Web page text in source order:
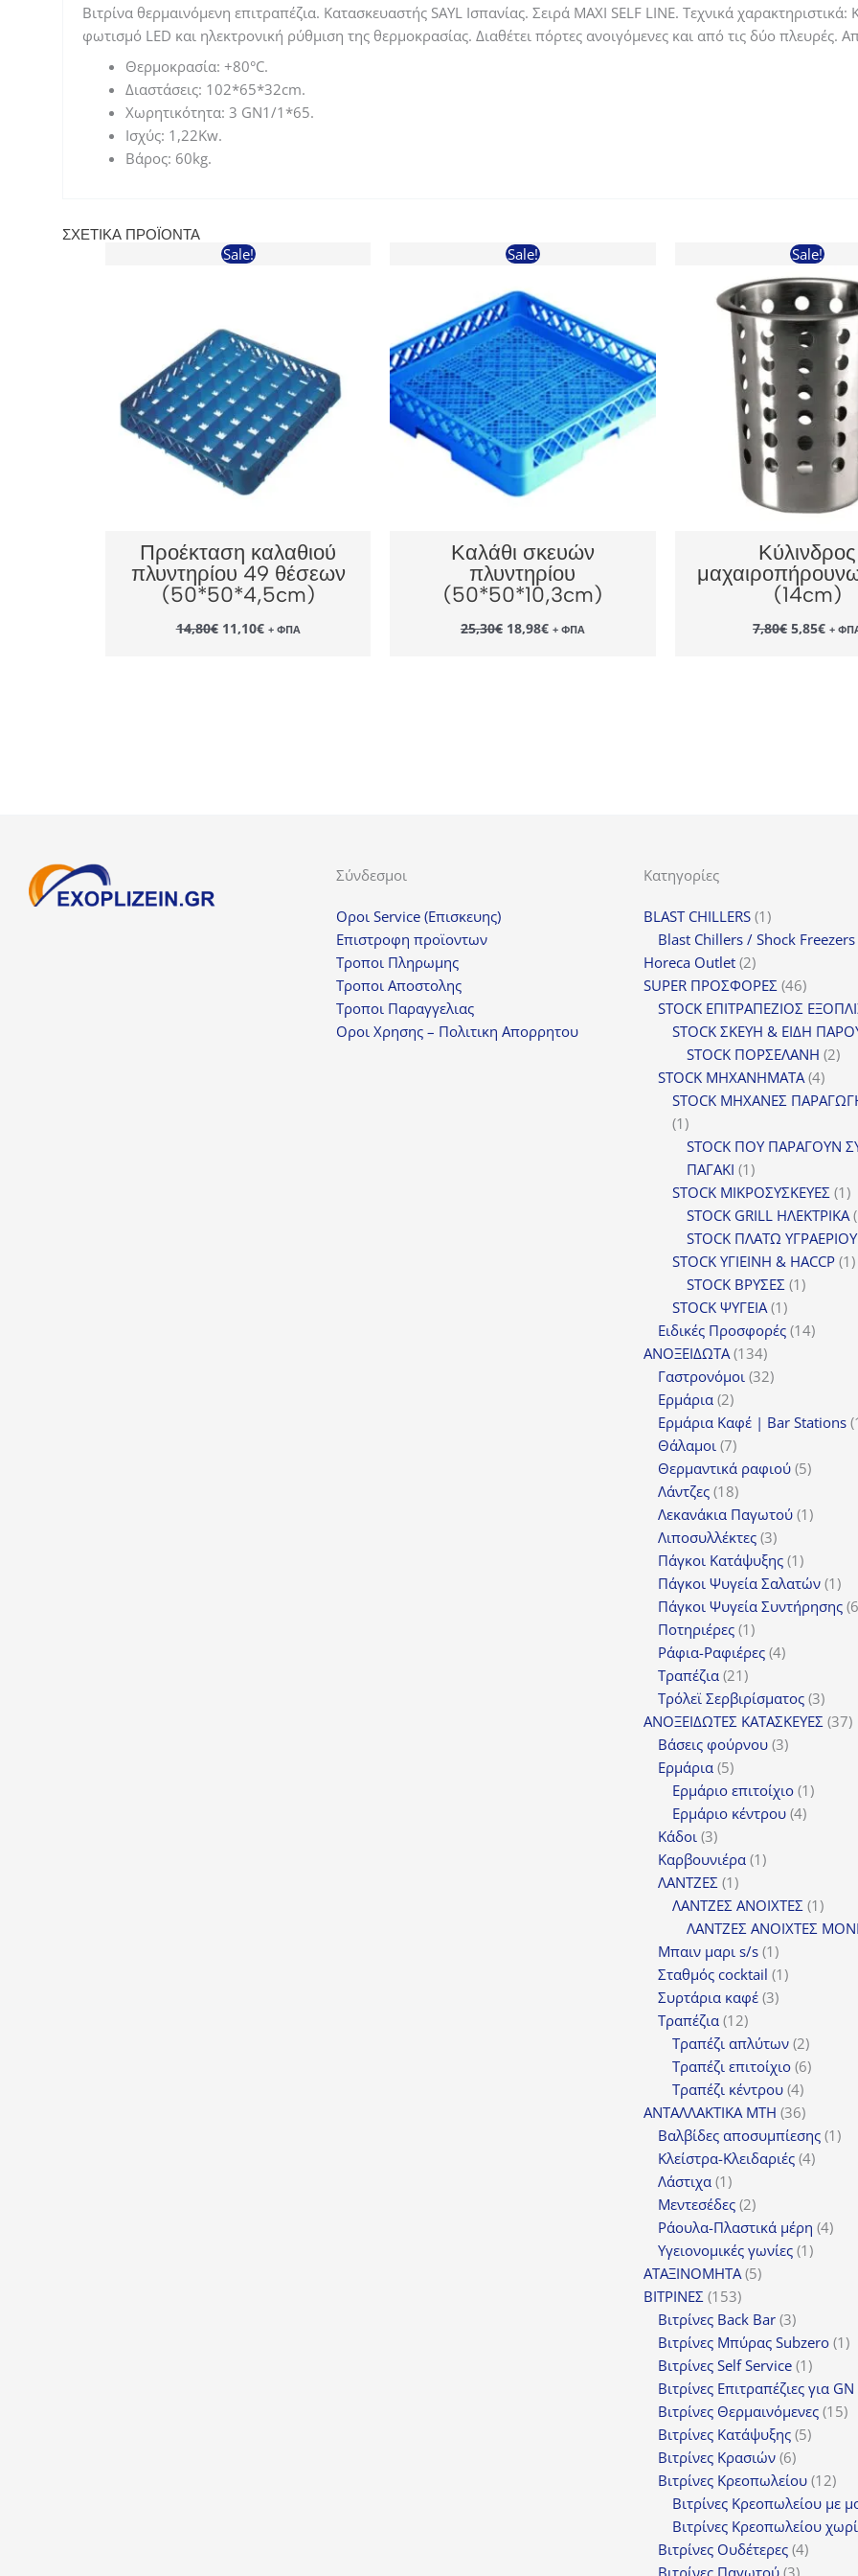
Βιτρίνα θερμαινόμενη επιτραπέζια. Κατασκευαστής SAYL Ισπανίας. Σειρά MAXI SELF LINE. Τεχνικά
φωτισμό LED και ηλεκτρονική ρύθμιση της θερμοκρασίας. Διαθέτει πόρτες ανοιγόμενες και από τις δύο
Θερμοκρασία: +80°C.
Διαστάσεις: 102*65*32cm.
Χωρητικότητα: 3 GN1/1*65.
Ισχύς: 1,22Kw.
Βάρος: 60kg.
ΣΧΕΤΙΚΆ ΠΡΟΪΌΝΤΑ
Sale!
Προέκταση καλαθιού
πλυντηρίου 49 θέσεων
(50*50*4,5cm)
14,80€ Original
price
11,10€Η
τρέχουσα
+ ΦΠΑ
Sale!
Καλάθι σκευών
πλυντηρίου
(50*50*10,3cm)
25,30€ Original
price
18,98€Η
τρέχουσα
+ ΦΠΑ
Sale!
Κύλινδρος
(14cm)
7,80€ Original
price
5,85€Η+
Σύνδεσμοι
Οροι Service (Επισκευης)
Επιστροφη προϊοντων
Τροποι Πληρωμης
Τροποι Αποστολης
Τροποι Παραγγελιας
Οροι Χρησης – Πολιτικη Απορρητου
Κατηγορίες
BLAST CHILLERS 11
προϊόν
Blast Chillers / Shock Freezers
Horeca Outlet 22
προϊόντα
SUPER ΠΡΟΣΦΟΡΕΣ 4646
STOCK ΕΠΙΤΡΑΠΕΖΙΟΣ
STOCK ΣΚΕΥΗ & ΕΙΔΗ
STOCK ΠΟΡΣΕΛΑΝΗ 22
STOCK ΜΗΧΑΝΗΜΑΤΑ 44
STOCK ΜΗΧΑΝΕΣ
11
προϊόν
STOCK ΠΟΥ ΠΑΡΑΓΟΥΝ
ΠΑΓΑΚΙ 11
προϊόν
STOCK ΜΙΚΡΟΣΥΣΚΕΥΕΣ 11
STOCK GRILL ΗΛΕΚΤΡΙΚΑ
STOCK ΠΛΑΤΩ ΥΓΡΑΕΡΙΟΥ
STOCK ΥΓΙΕΙΝΗ & HACCP 11
STOCK ΒΡΥΣΕΣ 11
STOCK ΨΥΓΕΙΑ 11
προϊόν
Ειδικές Προσφορές 1414
ΑΝΟΞΕΙΔΩΤΑ 134134
προϊόντα
Γαστρονόμοι 3232
Ερμάρια 22
προϊόντα
Ερμάρια Καφέ | Bar Stations
Θάλαμοι 77
προϊόντα
Θερμαντικά ραφιού 55
Λάντζες 1818
προϊόντα
Λεκανάκια Παγωτού 11
Λιποσυλλέκτες 33
προϊόντα
Πάγκοι Κατάψυξης 11
προϊόν
Πάγκοι Ψυγεία Σαλατών 11
Πάγκοι Ψυγεία Συντήρησης 6
Ποτηριέρες 11
προϊόν
Ράφια-Ραφιέρες 44
Τραπέζια 2121
προϊόντα
Τρόλεϊ Σερβιρίσματος 33
ΑΝΟΞΕΙΔΩΤΕΣ ΚΑΤΑΣΚΕΥΕΣ 3737
Βάσεις φούρνου 33
Ερμάρια 55
προϊόντα
Ερμάριο επιτοίχιο 11
Ερμάριο κέντρου 44
Κάδοι 33
προϊόντα
Καρβουνιέρα 11
ΛΑΝΤΖΕΣ 11
προϊόν
ΛΑΝΤΖΕΣ ΑΝΟΙΧΤΕΣ 11
ΛΑΝΤΖΕΣ ΑΝΟΙΧΤΕΣ
Μπαιν μαρι s/s 11
προϊόν
Σταθμός cocktail 11
Συρτάρια καφέ 33
Τραπέζια 1212
προϊόντα
Τραπέζι απλύτων 22
προϊόντα
Τραπέζι επιτοίχιο 66
Τραπέζι κέντρου 44
προϊόντα
ΑΝΤΑΛΛΑΚΤΙΚΑ MTH 3636
προϊόντα
Βαλβίδες αποσυμπίεσης 11
Κλείστρα-Κλειδαριές 44
Λάστιχα 11
προϊόν
Μεντεσέδες 22
προϊόντα
Ράουλα-Πλαστικά μέρη 44
Υγειονομικές γωνίες 11
ΑΤΑΞΙΝΟΜΗΤΑ 55
ΒΙΤΡΙΝΕΣ 153153
προϊόντα
Βιτρίνες Back Bar 33
προϊόντα
Βιτρίνες Mπύρας Subzero 11
Βιτρίνες Self Service 11
προϊόν
Βιτρίνες Επιτραπέζιες για GN
Βιτρίνες Θερμαινόμενες 1515
Βιτρίνες Κατάψυξης 55
Βιτρίνες Κρασιών 66
προϊόντα
Βιτρίνες Κρεοπωλείου 1212
Βιτρίνες Κρεοπωλείου με
Βιτρίνες Κρεοπωλείου
Βιτρίνες Ουδέτερες 44
Βιτρίνες Παγωτού 33